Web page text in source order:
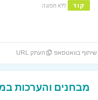
קוד ללא תפוגה
שיתוף בוואטסאפ העתק URL
מבחנים והערכות